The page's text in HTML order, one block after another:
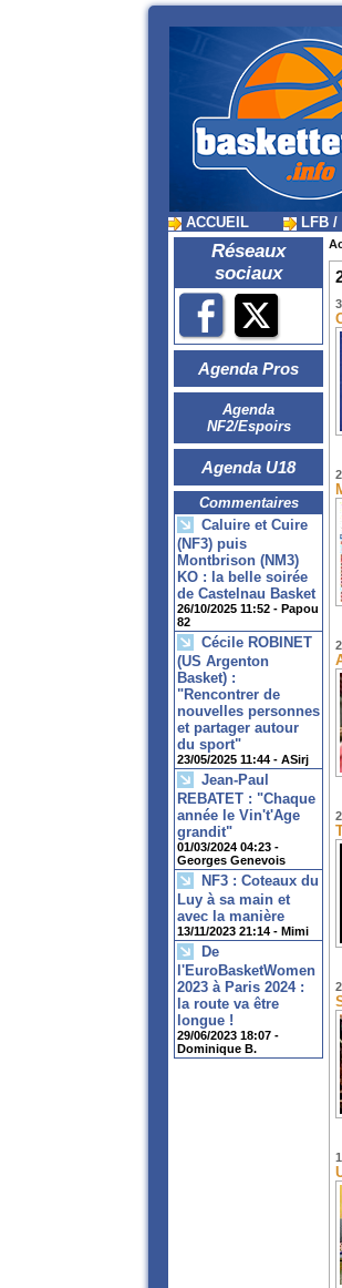
ACCUEIL LFB /
Réseaux
sociaux
Agenda Pros
Agenda
NF2/Espoirs
Agenda U18
Commentaires
Caluire et Cuire
(NF3) puis
Montbrison (NM3)
KO : la belle soirée
de Castelnau Basket
26/10/2025 11:52 - Papou
82
Cécile ROBINET
(US Argenton
Basket) :
"Rencontrer de
nouvelles personnes
et partager autour
du sport"
23/05/2025 11:44 - ASirj
Jean-Paul
REBATET : "Chaque
année le Vin't'Age
grandit"
01/03/2024 04:23 -
Georges Genevois
NF3 : Coteaux du
Luy à sa main et
avec la manière
13/11/2023 21:14 - Mimi
De
l'EuroBasketWomen
2023 à Paris 2024 :
la route va être
longue !
29/06/2023 18:07 -
Dominique B.